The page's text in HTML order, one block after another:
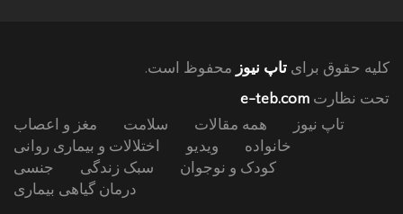
کلیه حقوق برای تاپ نیوز محفوظ است.
تحت نظارت e-teb.com
تاپ نیوز
همه مقالات سلامت
مغز و اعصاب
خانواده
ویدیو
اختلالات و بیماری روانی
کودک و نوجوان
سبک زندگی
جنسی
درمان گیاهی بیماری